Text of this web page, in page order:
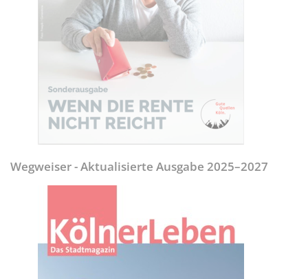
Wegweiser - Aktualisierte Ausgabe 2025–2027